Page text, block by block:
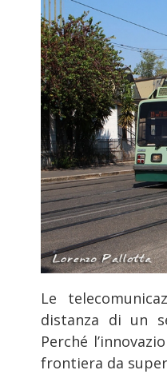
Le
distanza di un
Perché
frontiera da